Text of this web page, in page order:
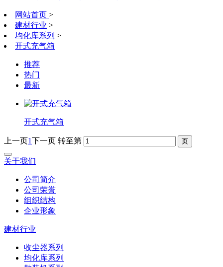
网站首页 >
建材行业 >
均化库系列 >
开式充气箱
推荐
热门
最新
开式充气箱
上一页1下一页 转至第
关于我们
公司简介
公司荣誉
组织结构
企业形象
建材行业
收尘器系列
均化库系列